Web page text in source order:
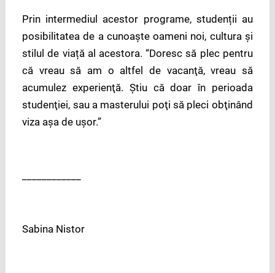
Prin intermediul acestor programe, studenții au
posibilitatea de a cunoaște oameni noi, cultura și
stilul de viață al acestora. “Doresc să plec pentru
că vreau să am o altfel de vacanţă, vreau să
acumulez experienţă. Ştiu că doar în perioada
studenţiei, sau a masterului poţi să pleci obţinând
viza aşa de uşor.”
Sabina Nistor